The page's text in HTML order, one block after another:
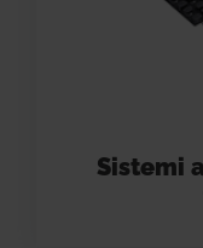
Sistemi